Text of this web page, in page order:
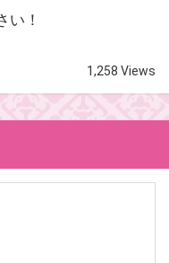
い！
1,258 Views